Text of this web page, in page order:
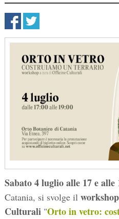
Sabato 4 luglioalle 17 e alle
Catania, si svolge il
Culturali"Orto in vetro: